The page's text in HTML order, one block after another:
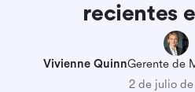
recientes
Vivienne QuinnGerente de
2 de julio